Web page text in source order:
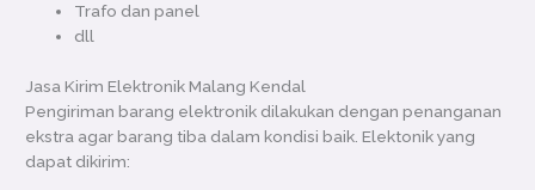
Trafo dan panel
dll
Jasa Kirim Elektronik Malang Kendal
Pengiriman barang elektronik dilakukan dengan penanganan
ekstra agar barang tiba dalam kondisi baik. Elektonik yang
dapat dikirim: